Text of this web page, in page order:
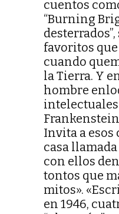
cuentos
“Burning
favoritos
cuando
la Tierra. Y
hombre
Invita a
casa
con ellos
tontos que
mitos».
en 1946,